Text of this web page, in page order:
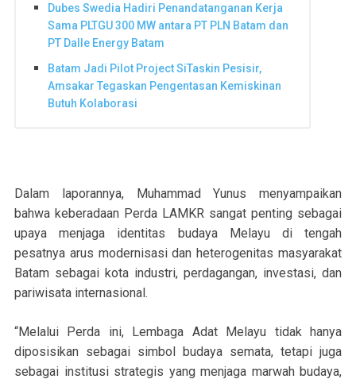
Dubes Swedia Hadiri Penandatanganan Kerja
Sama PLTGU 300 MW antara PT PLN Batam dan
PT Dalle Energy Batam
Batam Jadi Pilot Project SiTaskin Pesisir,
Amsakar Tegaskan Pengentasan Kemiskinan
Butuh Kolaborasi
Dalam laporannya, Muhammad Yunus menyampaikan
bahwa keberadaan Perda LAMKR sangat penting sebagai
upaya menjaga identitas budaya Melayu di tengah
pesatnya arus modernisasi dan heterogenitas masyarakat
Batam sebagai kota industri, perdagangan, investasi, dan
pariwisata internasional.
“Melalui Perda ini, Lembaga Adat Melayu tidak hanya
diposisikan sebagai simbol budaya semata, tetapi juga
sebagai institusi strategis yang menjaga marwah budaya,